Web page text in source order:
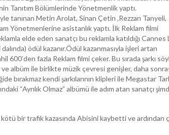
Tanıtım Bölümlerinde Yönetmenlik yaptı.
tanınan Metin Arolat, Sinan Çetin ,Rezzan Tanyeli,
Yönetmenlerine asistanlık yaptı. İlk Reklam filmi
elde eden sanatçı bu reklamla katıldığı Cannes
ödül kazanır.Ödül kazanmasıyla işleri artan
600′den fazla Reklam filmi çeker. Bu sırada şarkı
ve albüm ile birlikte müzik çevresi genişler, daha
bırakmaz kendi şarkılarının klipleri ile Megastar
“Ayrılık Olmaz” albümü ile adım atan sanatçı
kötü bir trafik kazasında Abisini kaybetti ve ardından